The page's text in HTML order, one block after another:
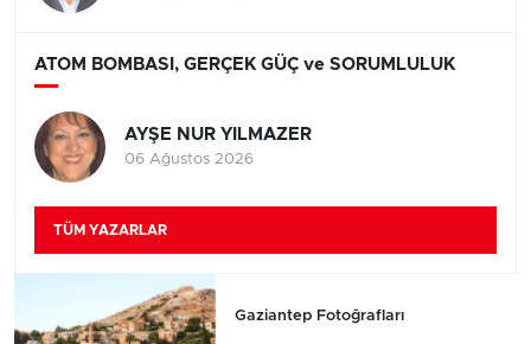
ATOM BOMBASI, GERÇEK GÜÇ ve SORUMLULUK
AYŞE NUR YILMAZER
06 Ağustos 2026
TÜM YAZARLAR
Gaziantep Fotoğrafları